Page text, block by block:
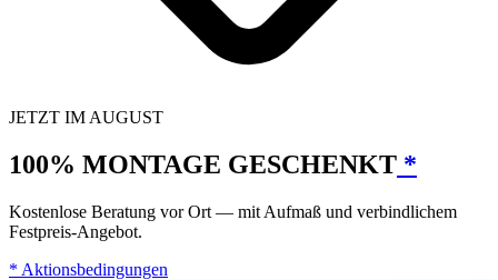
JETZT IM AUGUST
100% MONTAGE GESCHENKT *
Kostenlose Beratung vor Ort — mit Aufmaß und verbindlichem
Festpreis-Angebot.
* Aktionsbedingungen